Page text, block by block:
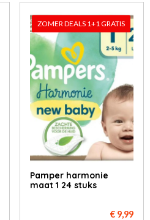
ZOMER DEALS 1+1 GRATIS
Pamper harmonie
maat 1 24 stuks
€ 9,99